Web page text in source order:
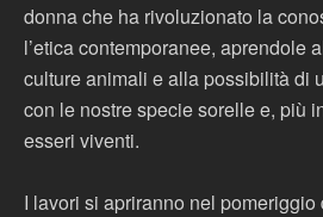
donna che ha rivoluzionato la
l’etica contemporanee, aprendole
culture animali e alla possibilità di
con le nostre specie sorelle e, più
esseri viventi.
I lavori si apriranno nel pomeriggio